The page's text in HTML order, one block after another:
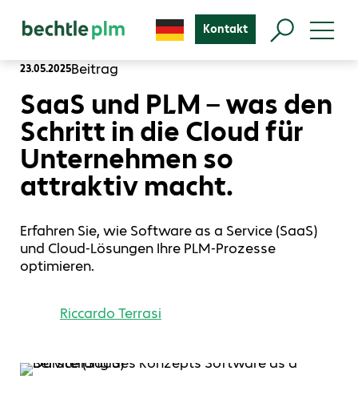
Kontakt
23.05.2025Beitrag
SaaS und PLM – was den
Schritt in die Cloud für
Unternehmen so
attraktiv macht.
Erfahren Sie, wie Software as a Service (SaaS)
und Cloud-Lösungen Ihre PLM-Prozesse
optimieren.
Riccardo Terrasi